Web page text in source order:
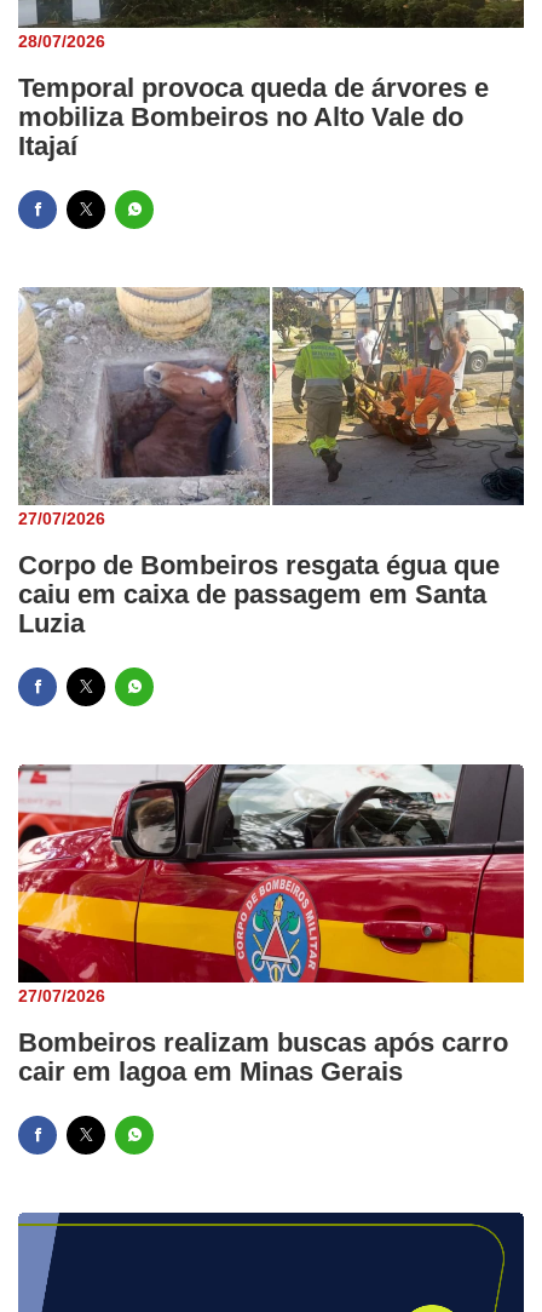
28/07/2026
Temporal provoca queda de árvores e
mobiliza Bombeiros no Alto Vale do
Itajaí
27/07/2026
Corpo de Bombeiros resgata égua que
caiu em caixa de passagem em Santa
Luzia
27/07/2026
Bombeiros realizam buscas após carro
cair em lagoa em Minas Gerais